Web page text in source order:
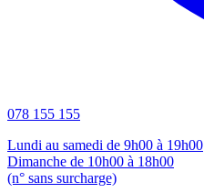
078 155 155
Lundi au samedi de 9h00 à 19h00
Dimanche de 10h00 à 18h00
(n° sans surcharge)